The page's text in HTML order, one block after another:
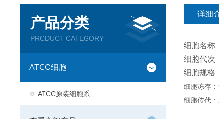
产品分类
PRODUCT CATEGORY
ATCC细胞
ATCC原装细胞系
详细
细胞名称
细胞代次
细胞规格
细胞冻存
细胞传代